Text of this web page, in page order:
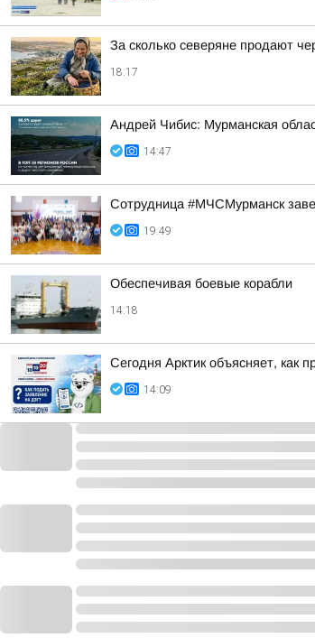
За сколько северяне продают
18:17
Андрей Чибис: Мурманская
14:47
Сотрудница #МЧСМурманск
19:49
Обеспечивая боевые корабли
14:18
Сегодня Арктик объясняет, как
14:09